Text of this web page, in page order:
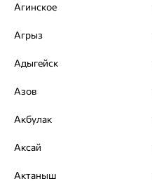
ул. Ленина, 13
График работы: Пн-Пт
Агинское
Агрыз
Адыгейск
Азов
Акбулак
Аксай
Актаныш